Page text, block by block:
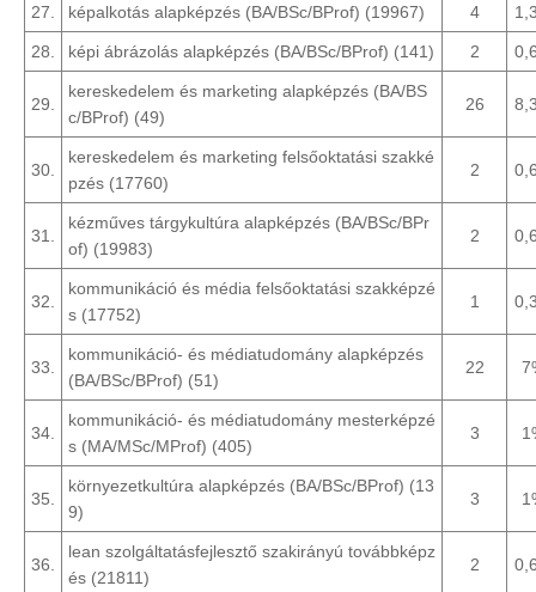
27. képalkotás alapképzés (BA/BSc/BProf) (19967) 4
28. képi ábrázolás alapképzés (BA/BSc/BProf) (141) 2
29.
kereskedelem és marketing alapképzés (BA/BS
c/BProf) (49)
26
30.
kereskedelem és marketing felsőoktatási szakké
pzés (17760)
2
31.
kézműves tárgykultúra alapképzés (BA/BSc/BPr
of) (19983)
2
32.
kommunikáció és média felsőoktatási szakképzé
s (17752)
1
33.
kommunikáció- és médiatudomány alapképzés
(BA/BSc/BProf) (51)
22
34.
kommunikáció- és médiatudomány mesterképzé
s (MA/MSc/MProf) (405)
3
35.
környezetkultúra alapképzés (BA/BSc/BProf) (13
9)
3
36.
lean szolgáltatásfejlesztő szakirányú továbbképz
és (21811)
2